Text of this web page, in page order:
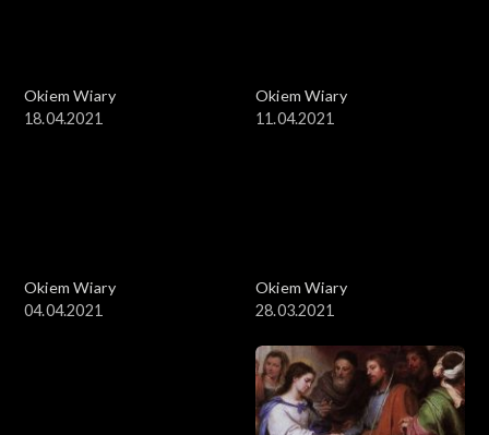
Okiem Wiary
18.04.2021
Okiem Wiary
11.04.2021
Okiem Wiary
04.04.2021
Okiem Wiary
28.03.2021